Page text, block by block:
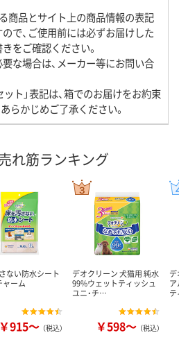
商品とサイト上の商品情報の表記
で、ご使用前には必ずお届けした
をご確認ください。
な場合は、メーカー等にお問い合
ット」表記は、箱でのお届けをお約束
らかじめご了承ください。
れ筋ランキング
ない防水シート
ャーム
￥915～ （税込）
デオクリーン 犬猫用 純水
99%ウェットティッシュ
ユニ・チ…
￥598～ （税込）